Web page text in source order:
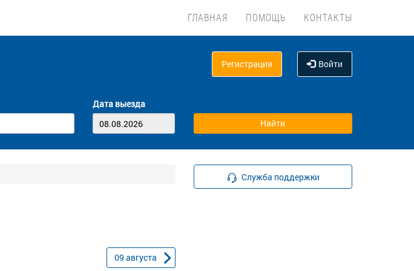
ГЛАВНАЯ ПОМОЩЬ КОНТАКТЫ
Регистрация Войти
Дата выезда
09 августа
Служба поддержки